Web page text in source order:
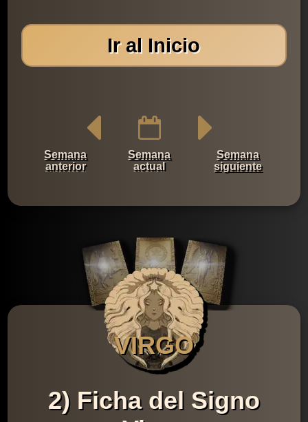
Ir al Inicio
Semana
anterior
Semana
actual
Semana
siguiente
VIRGO
2) Ficha del Signo